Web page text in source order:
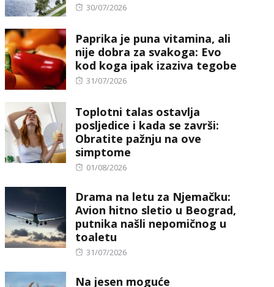
Posted
30/07/2026
Paprika je puna vitamina, ali
nije dobra za svakoga: Evo
kod koga ipak izaziva tegobe
Posted
31/07/2026
Toplotni talas ostavlja
posljedice i kada se završi:
Obratite pažnju na ove
simptome
Posted
01/08/2026
Drama na letu za Njemačku:
Avion hitno sletio u Beograd,
putnika našli nepomičnog u
toaletu
Posted
31/07/2026
Na jesen moguće